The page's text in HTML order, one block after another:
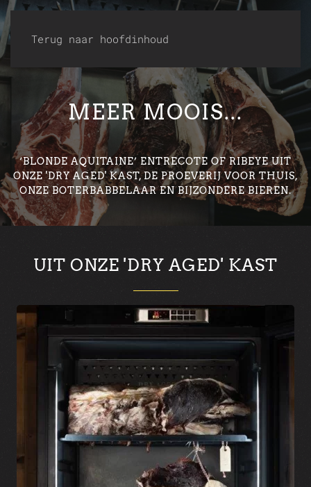
Terug naar hoofdinhoud
MEER MOOIS...
‘BLONDE AQUITAINE’ ENTRECOTE OF RIBEYE UIT
ONZE 'DRY AGED' KAST, DE PROEVERIJ VOOR THUIS,
ONZE BOTERBABBELAAR EN BIJZONDERE BIEREN.
UIT ONZE 'DRY AGED' KAST